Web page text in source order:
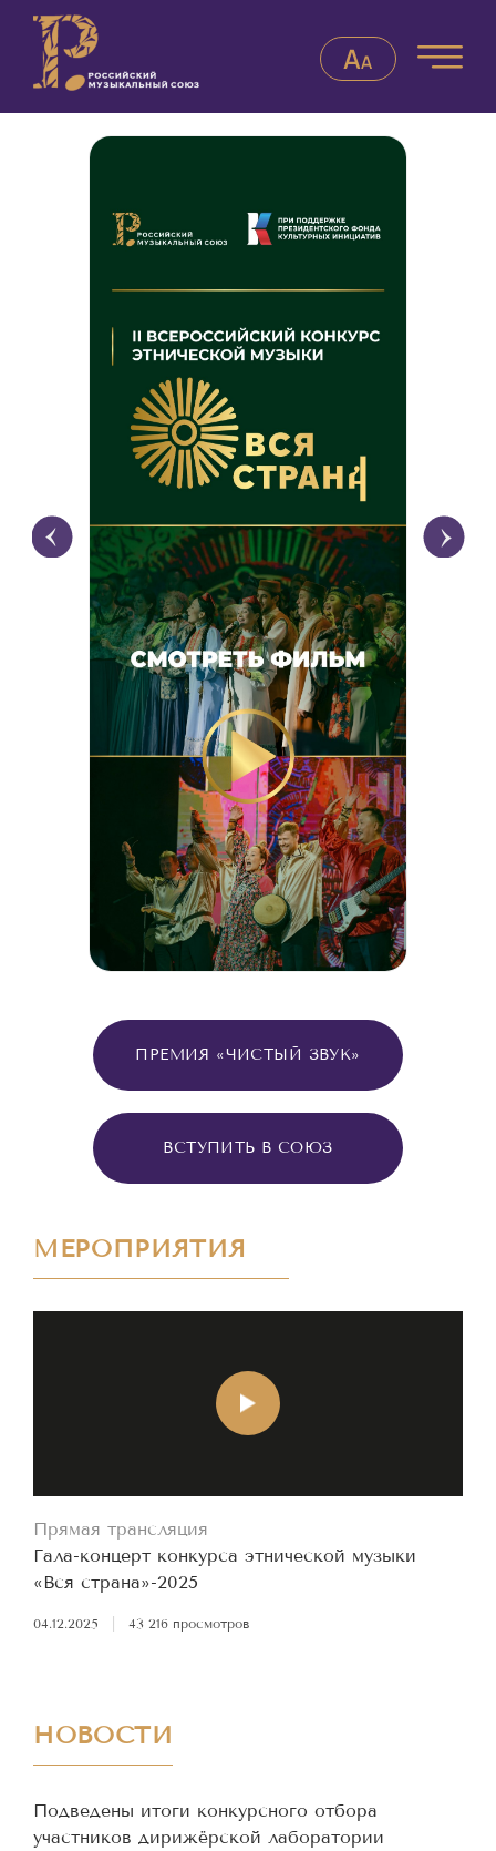
ПРЕМИЯ «ЧИСТЫЙ ЗВУК»
ВСТУПИТЬ В СОЮЗ
МЕРОПРИЯТИЯ
Прямая трансляция
Гала-концерт конкурса этнической музыки
«Вся страна»-2025
04.12.2025 43 216 просмотров
НОВОСТИ
Подведены итоги конкурсного отбора
участников дирижёрской лаборатории